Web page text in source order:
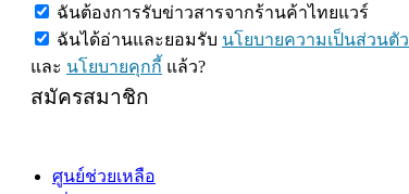
ฉันต้องการรับข่าวสารจากร้านค้าไทยแวร์
ฉันได้อ่านและยอมรับ นโยบายความเป็นส่วนตัว
และ นโยบายคุกกี้ แล้ว?
สมัครสมาชิก
ศูนย์ช่วยเหลือ